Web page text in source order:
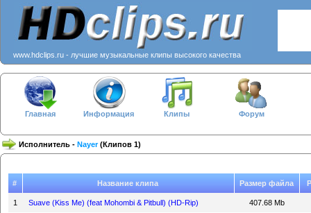
www.hdclips.ru - лучшие музыкальные клипы высокого качества
Главная Информация Клипы Форум
Исполнитель - Nayer(Клипов 1)
# Название клипа Размер файла
1 Suave (Kiss Me) (feat Mohombi & Pitbull) (HD-Rip) 407.68 Mb